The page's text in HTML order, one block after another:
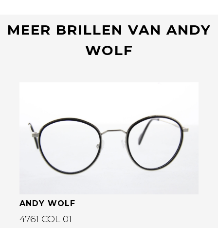
MEER BRILLEN VAN ANDY
WOLF
ANDY WOLF
4761 COL 01